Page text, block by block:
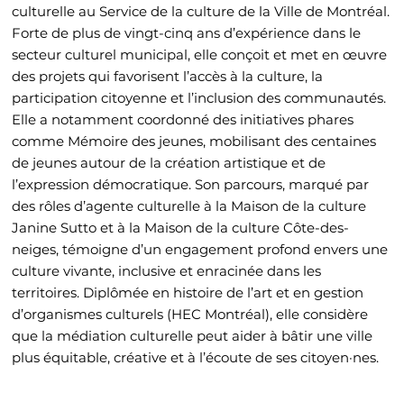
culturelle au Service de la culture de la Ville de Montréal.
Forte de plus de vingt-cinq ans d’expérience dans le
secteur culturel municipal, elle conçoit et met en œuvre
des projets qui favorisent l’accès à la culture, la
participation citoyenne et l’inclusion des communautés.
Elle a notamment coordonné des initiatives phares
comme Mémoire des jeunes, mobilisant des centaines
de jeunes autour de la création artistique et de
l’expression démocratique. Son parcours, marqué par
des rôles d’agente culturelle à la Maison de la culture
Janine Sutto et à la Maison de la culture Côte-des-
neiges, témoigne d’un engagement profond envers une
culture vivante, inclusive et enracinée dans les
territoires. Diplômée en histoire de l’art et en gestion
d’organismes culturels (HEC Montréal), elle considère
que la médiation culturelle peut aider à bâtir une ville
plus équitable, créative et à l’écoute de ses citoyen·nes.